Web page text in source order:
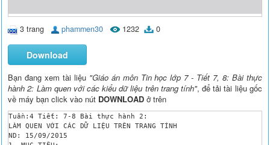
3 trang phammen30 1232 0
Download
Bạn đang xem tài liệu "Giáo án môn Tin học lớp 7 - Tiết 7, 8: Bài thực
hành 2: Làm quen với các kiểu dữ liệu trên trang tính", để tải tài liệu gốc
về máy bạn click vào nút DOWNLOAD ở trên
Tuần:4 Tiết: 7-8 Bài thực hành 2:
LÀM QUEN VỚI CÁC DỮ LIỆU TRÊN TRANG TÍNH
ND: 15/09/2015